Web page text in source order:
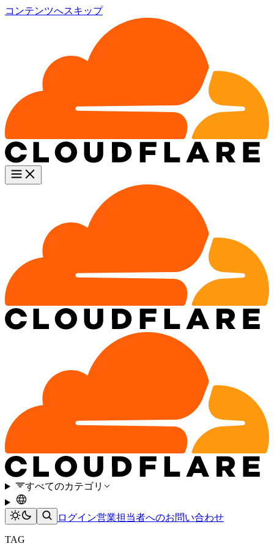
コンテンツへスキップ
すべてのカテゴリ
ログイン営業担当者へのお問い合わせ
TAG